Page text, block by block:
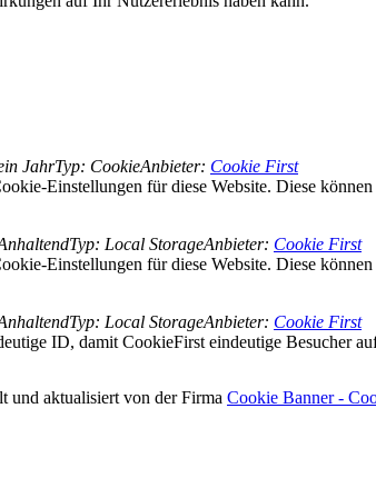
JahrTyp: CookieAnbieter: Cookie First
Einstellungen für diese Website. Diese
Typ: Local StorageAnbieter: Cookie First
Einstellungen für diese Website. Diese
Typ: Local StorageAnbieter: Cookie First
ID, damit CookieFirst eindeutige Besucher
und aktualisiert von der Firma Cookie Banner -